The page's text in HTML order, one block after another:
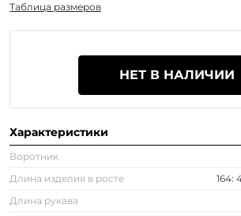
Таблица размеров
НЕТ В НАЛИЧИИ
Характеристики
Воротник
Длина изделия в росте
164:
Длина рукава